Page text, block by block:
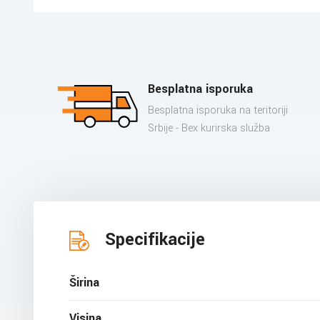
Besplatna isporuka
Besplatna isporuka na teritoriji
Srbije - Bex kurirska služba
Specifikacije
Širina